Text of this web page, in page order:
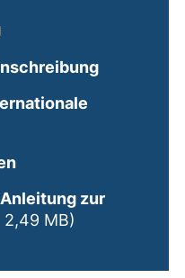
(externer
zur
2,49 MB)